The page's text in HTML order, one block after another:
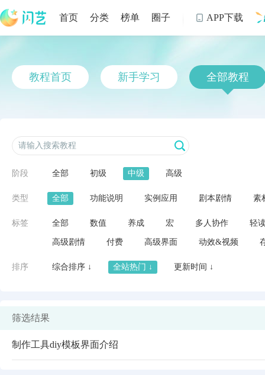
首页 分类 榜单 圈子  APP下载
教程首页 新手学习 全部教程
阶段 全部 初级 中级 高级
类型 全部 功能说明 实例应用 剧本剧情 素
标签 全部 数值 养成 宏 多人协作 轻
高级剧情 付费 高级界面 动效&视频
排序 综合排序 ↓ 全站热门 ↓ 更新时间 ↓
筛选结果
制作工具diy模板界面介绍